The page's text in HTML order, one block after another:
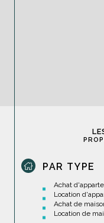
PAR TYPE
Achat
Location
Achat de
Location de